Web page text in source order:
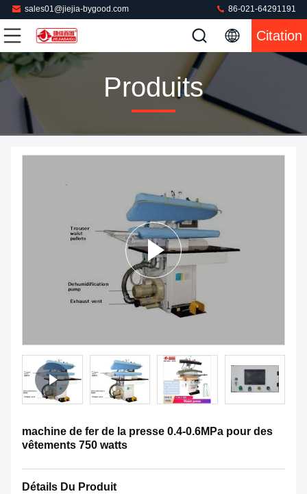
sales01@jiejia-bygood.com 86-021-64291191
Citation
Produits
machine de fer de la presse 0.4-0.6MPa pour des
vêtements 750 watts
Détails Du Produit